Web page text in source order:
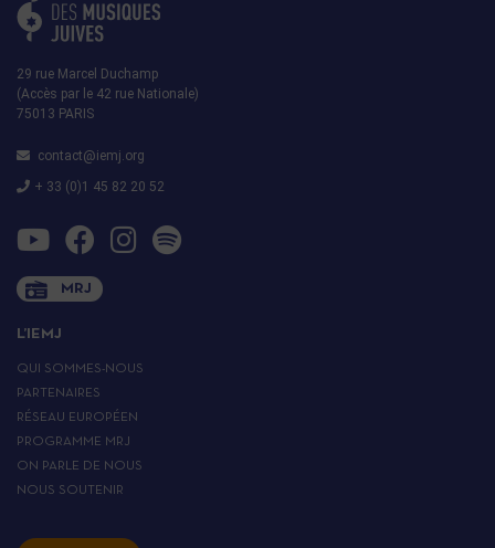
29 rue Marcel Duchamp
(Accès par le 42 rue Nationale)
75013 PARIS
contact@iemj.org
+ 33 (0)1 45 82 20 52
MRJ
L’IEMJ
QUI SOMMES-NOUS
PARTENAIRES
RÉSEAU EUROPÉEN
PROGRAMME MRJ
ON PARLE DE NOUS
NOUS SOUTENIR